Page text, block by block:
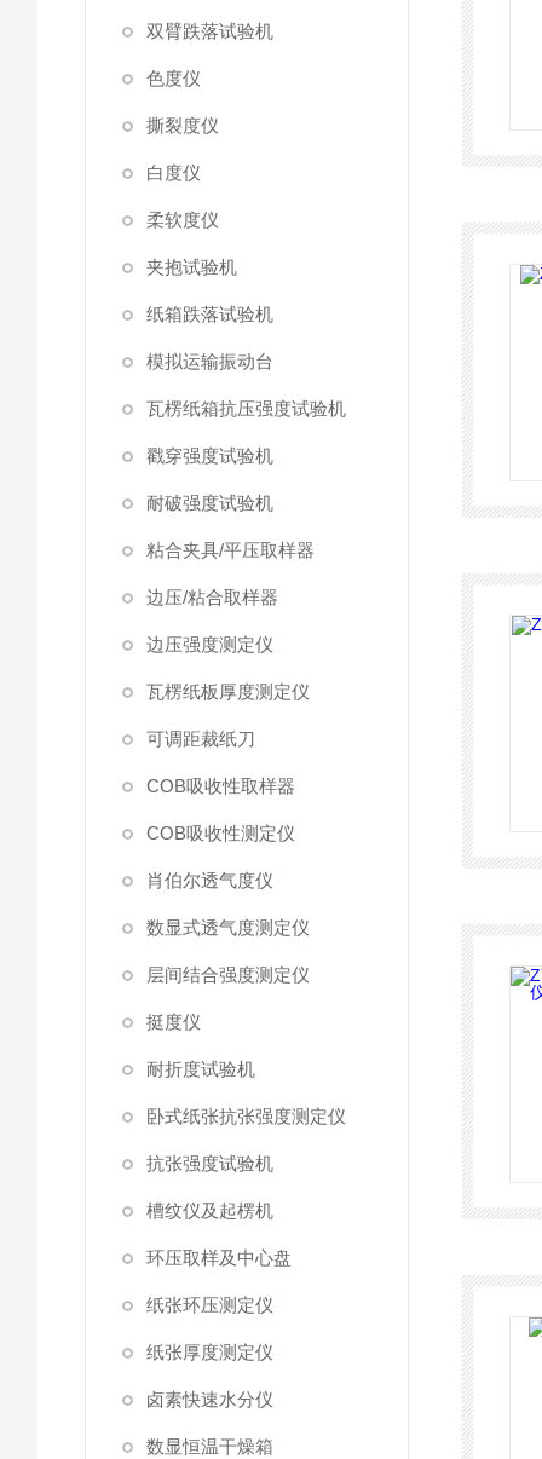
双臂跌落试验机
色度仪
撕裂度仪
白度仪
柔软度仪
夹抱试验机
纸箱跌落试验机
模拟运输振动台
瓦楞纸箱抗压强度试验机
戳穿强度试验机
耐破强度试验机
粘合夹具/平压取样器
边压/粘合取样器
边压强度测定仪
瓦楞纸板厚度测定仪
可调距裁纸刀
COB吸收性取样器
COB吸收性测定仪
肖伯尔透气度仪
数显式透气度测定仪
层间结合强度测定仪
挺度仪
耐折度试验机
卧式纸张抗张强度测定仪
抗张强度试验机
槽纹仪及起楞机
环压取样及中心盘
纸张环压测定仪
纸张厚度测定仪
卤素快速水分仪
数显恒温干燥箱